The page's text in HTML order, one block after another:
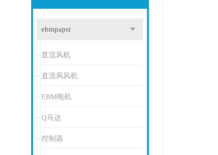
ebmpapst
直流风机
直流风风机
EBM电机
Q马达
控制器